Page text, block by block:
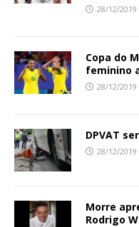
28/12/2019
Copa do
feminino
28/12/2019
DPVAT
28/12/2019
Morre
Rodrigo